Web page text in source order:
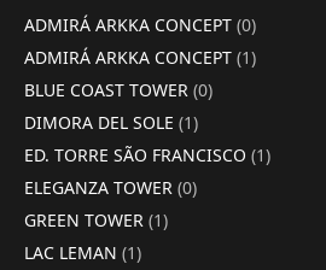
ADMIRÁ ARKKA CONCEPT (0)
ADMIRÁ ARKKA CONCEPT (1)
BLUE COAST TOWER (0)
DIMORA DEL SOLE (1)
ED. TORRE SÃO FRANCISCO (1)
ELEGANZA TOWER (0)
GREEN TOWER (1)
LAC LEMAN (1)